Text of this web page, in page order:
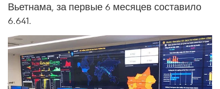
Вьетнама, за первые 6 месяцев составило
6.641.